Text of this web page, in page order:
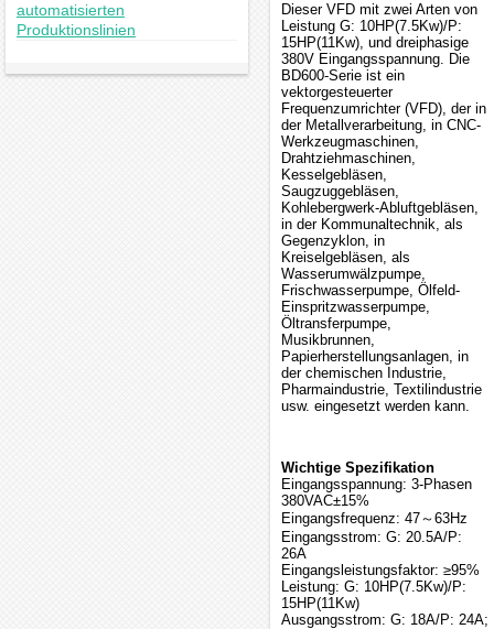
automatisierten
Produktionslinien
Dieser VFD mit zwei Arten von
Leistung G: 10HP(7.5Kw)/P:
15HP(11Kw), und dreiphasige
380V Eingangsspannung. Die
BD600-Serie ist ein
vektorgesteuerter
Frequenzumrichter (VFD), der in
der Metallverarbeitung, in CNC-
Werkzeugmaschinen,
Drahtziehmaschinen,
Kesselgebläsen,
Saugzuggebläsen,
Kohlebergwerk-Abluftgebläsen,
in der Kommunaltechnik, als
Gegenzyklon, in
Kreiselgebläsen, als
Wasserumwälzpumpe,
Frischwasserpumpe, Ölfeld-
Einspritzwasserpumpe,
Öltransferpumpe,
Musikbrunnen,
Papierherstellungsanlagen, in
der chemischen Industrie,
Pharmaindustrie, Textilindustrie
usw. eingesetzt werden kann.
Wichtige Spezifikation
Eingangsspannung: 3-Phasen
380VAC±15%
Eingangsfrequenz: 47～63Hz
Eingangsstrom: G: 20.5A/P:
26A
Eingangsleistungsfaktor: ≥95%
Leistung: G: 10HP(7.5Kw)/P:
15HP(11Kw)
Ausgangsstrom: G: 18A/P: 24A;